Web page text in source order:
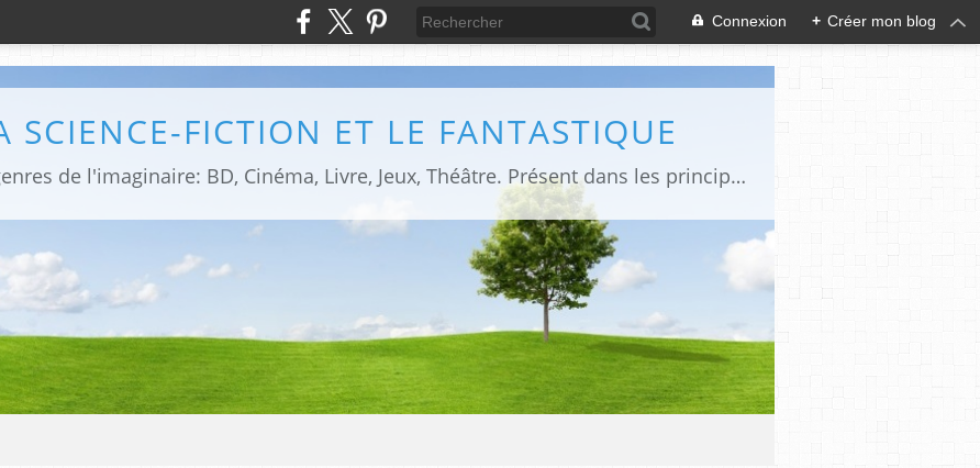
Connexion + Créer mon blog
SCIENCE-FICTION ET LE FANTASTIQUE
Site sur toute la culture des genres de l'imaginaire: BD, Cinéma, Livre, Jeux, Théâtre. Présent dans les principaux festivals de film fantastique e de science-fiction, salons et conventions.